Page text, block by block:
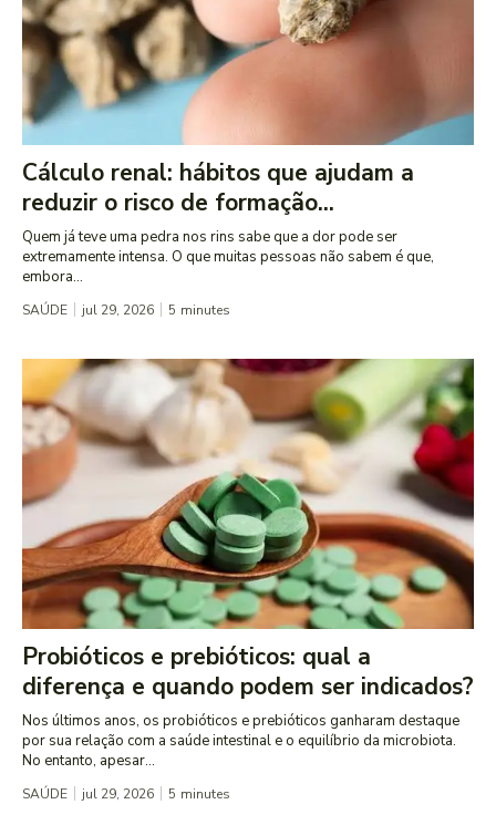
Cálculo renal: hábitos que ajudam a
reduzir o risco de formação...
Quem já teve uma pedra nos rins sabe que a dor pode ser
extremamente intensa. O que muitas pessoas não sabem é que,
embora...
SAÚDE jul 29, 2026 5 minutes
Probióticos e prebióticos: qual a
diferença e quando podem ser indicados?
Nos últimos anos, os probióticos e prebióticos ganharam destaque
por sua relação com a saúde intestinal e o equilíbrio da microbiota.
No entanto, apesar...
SAÚDE jul 29, 2026 5 minutes